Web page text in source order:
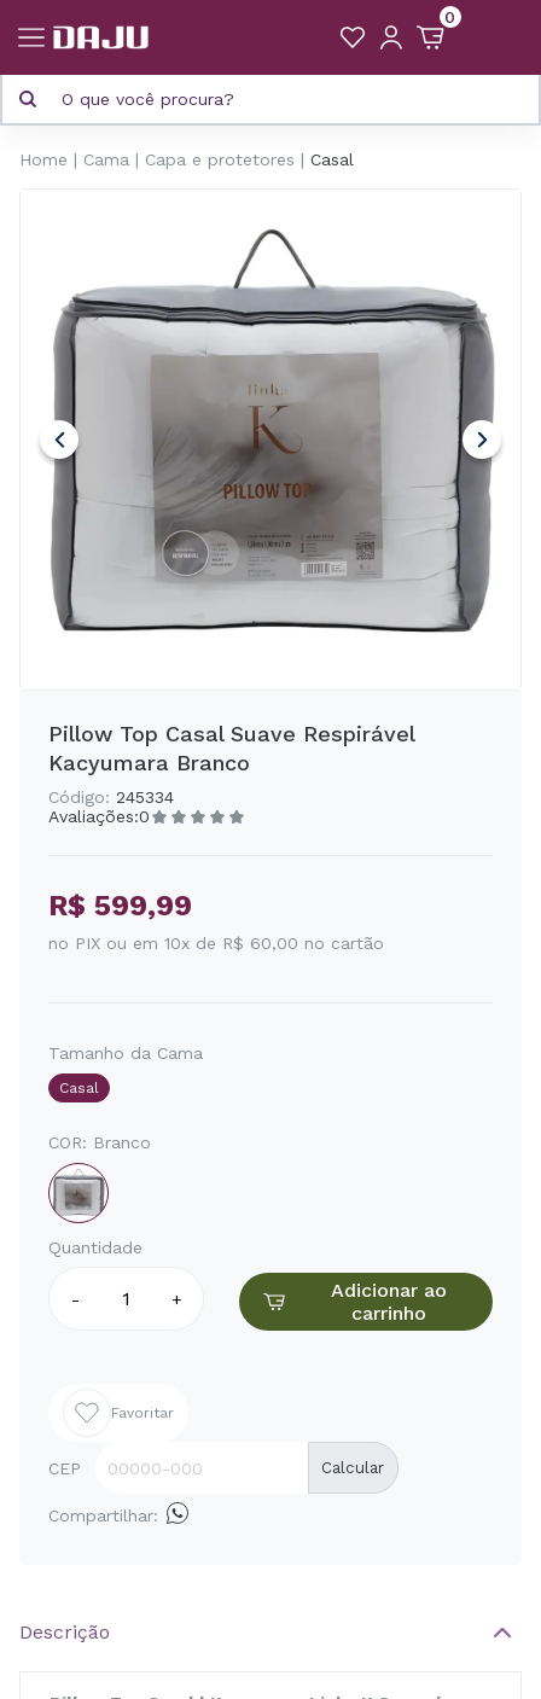
0
Home Cama Capa e protetores Casal
Pillow Top Casal Suave Respirável
Kacyumara Branco
Código: 245334
Avaliações:0
R$ 599,99
no PIX ou em 10x de R$ 60,00 no cartão
Tamanho da Cama
Casal
COR: Branco
Quantidade
- +
Adicionar ao
carrinho
Favoritar
CEP Calcular
Compartilhar:
Descrição